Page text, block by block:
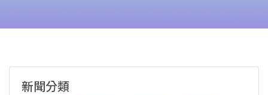
新聞分類